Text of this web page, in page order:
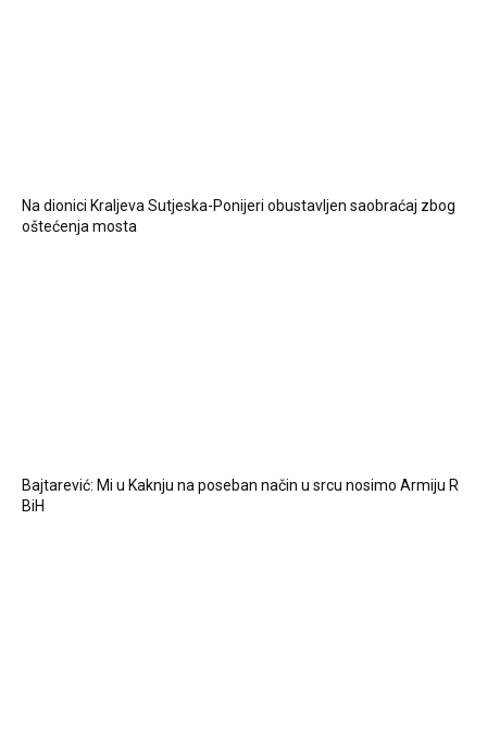
Na dionici Kraljeva Sutjeska-Ponijeri obustavljen saobraćaj zbog
oštećenja mosta
Bajtarević: Mi u Kaknju na poseban način u srcu nosimo Armiju R
BiH